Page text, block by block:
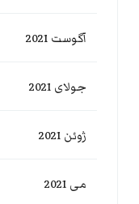
آگوست 2021
جولای 2021
ژوئن 2021
می 2021